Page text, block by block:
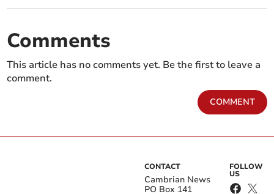
Comments
This article has no comments yet. Be the first to leave a
comment.
COMMENT
CONTACT
Cambrian News
PO Box 141
FOLLOW
US